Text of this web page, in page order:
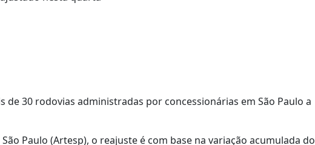
30 rodovias administradas por concessionárias em São Paulo a
Paulo (Artesp), o reajuste é com base na variação acumulada do